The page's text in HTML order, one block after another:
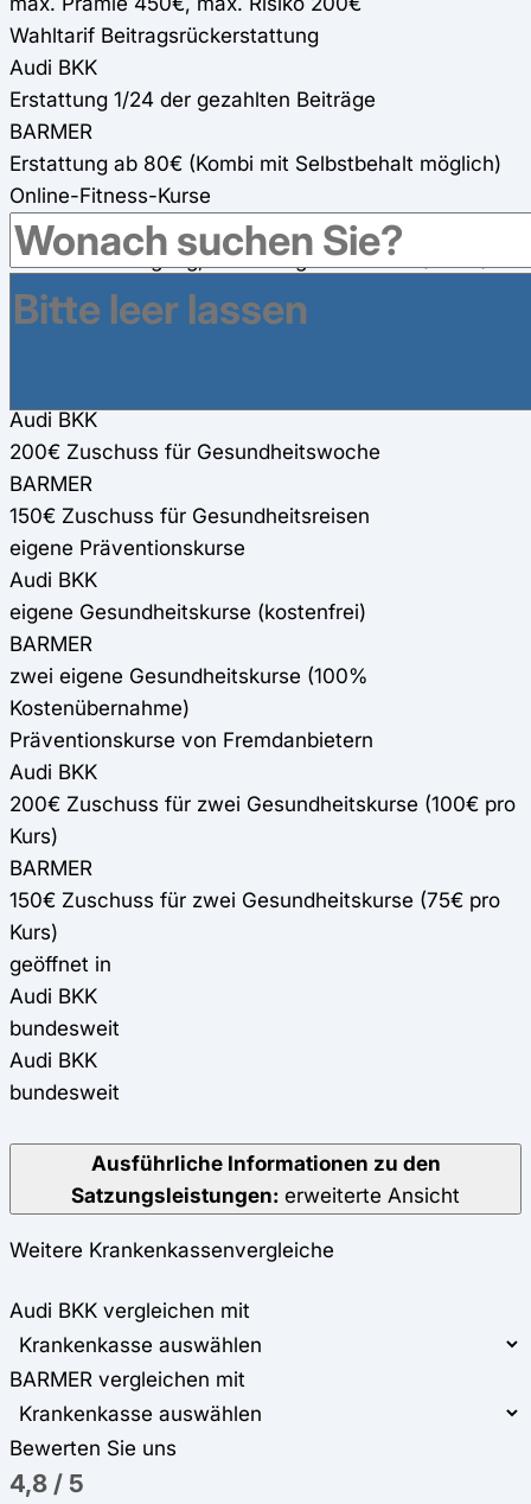
Wahltarif Beitragsrückerstattung
Audi BKK
Erstattung 1/24 der gezahlten Beiträge
BARMER
Erstattung ab 80€ (Kombi mit Selbstbehalt möglich)
Online-Fitness-Kurse
Audi BKK
Kurse zu Bewegung, Ernährung und Stress (100%)
BARMER
200€ Zuschuss für zwei Online-Fitness-Kurse (100€
Audi BKK
200€ Zuschuss für Gesundheitswoche
BARMER
150€ Zuschuss für Gesundheitsreisen
eigene Präventionskurse
Audi BKK
eigene Gesundheitskurse (kostenfrei)
BARMER
zwei eigene Gesundheitskurse (100%
Kostenübernahme)
Präventionskurse von Fremdanbietern
Audi BKK
200€ Zuschuss für zwei Gesundheitskurse (100€ pro
Kurs)
BARMER
150€ Zuschuss für zwei Gesundheitskurse (75€ pro
Kurs)
geöffnet in
Audi BKK
bundesweit
Audi BKK
bundesweit
Ausführliche Informationen zu den
Satzungsleistungen: erweiterte Ansicht
Weitere Krankenkassenvergleiche
Audi BKK vergleichen mit
BARMER vergleichen mit
Bewerten Sie uns
4,8 / 5